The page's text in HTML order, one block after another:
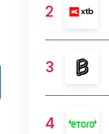
2
3
4